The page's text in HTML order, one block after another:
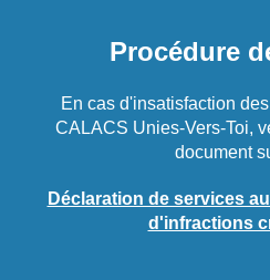
Procédure
En cas d'insatisfaction
CALACS Unies-Vers-Toi,
document
Déclaration de services
d'infractions